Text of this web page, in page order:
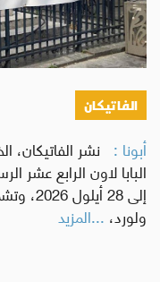
الفاتيكان
أبونا : نشر الفاتيكان،
إلى
ولورد، ...المزيد